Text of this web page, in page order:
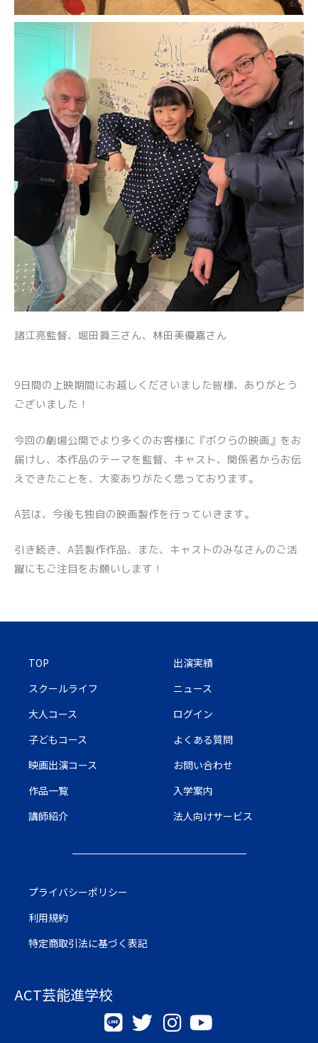
諸江亮監督、堀田眞三さん、林田美優嘉さん
9日間の上映期間にお越しくださいました皆様、ありがとう
ございました！
今回の劇場公開でより多くのお客様に『ボクらの映画』をお
届けし、本作品のテーマを監督、キャスト、関係者からお伝
えできたことを、大変ありがたく思っております。
A芸は、今後も独自の映画製作を行っていきます。
引き続き、A芸製作作品、また、キャストのみなさんのご活
躍にもご注目をお願いします！
TOP
スクールライフ
大人コース
子どもコース
映画出演コース
作品一覧
講師紹介
出演実績
ニュース
ログイン
よくある質問
お問い合わせ
入学案内
法人向けサービス
プライバシーポリシー
利用規約
特定商取引法に基づく表記
ACT芸能進学校